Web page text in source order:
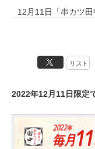
12月11日「串カツ田
リスト
2022年12月11日限定